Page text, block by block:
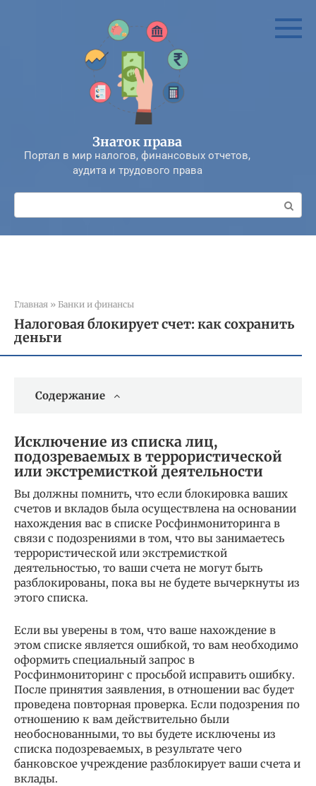
Знаток права
Портал в мир налогов, финансовых отчетов,
аудита и трудового права
Поиск:
Главная » Банки и финансы
Налоговая блокирует счет: как сохранить
деньги
Содержание
Исключение из списка лиц,
подозреваемых в террористической
или экстремисткой деятельности
Вы должны помнить, что если блокировка ваших
счетов и вкладов была осуществлена на основании
нахождения вас в списке Росфинмониторинга в
связи с подозрениями в том, что вы занимаетесь
террористической или экстремисткой
деятельностью, то ваши счета не могут быть
разблокированы, пока вы не будете вычеркнуты из
этого списка.
Если вы уверены в том, что ваше нахождение в
этом списке является ошибкой, то вам необходимо
оформить специальный запрос в
Росфинмониторинг с просьбой исправить ошибку.
После принятия заявления, в отношении вас будет
проведена повторная проверка. Если подозрения по
отношению к вам действительно были
необоснованными, то вы будете исключены из
списка подозреваемых, в результате чего
банковское учреждение разблокирует ваши счета и
вклады.